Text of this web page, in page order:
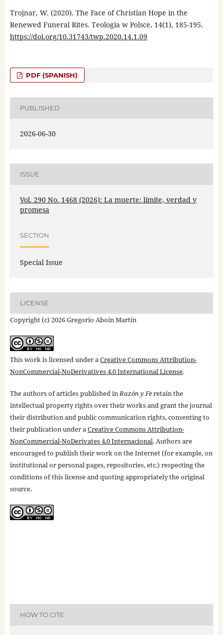
Trojnar, W. (2020). The Face of Christian Hope in the
Renewed Funeral Rites. Teologia w Polsce, 14(1), 185-195.
https://doi.org/10.31743/twp.2020.14.1.09
PDF (SPANISH)
PUBLISHED
2026-06-30
ISSUE
Vol. 290 No. 1468 (2026): La muerte: límite, verdad y
promesa
SECTION
Special Issue
LICENSE
Copyright (c) 2026 Gregorio Aboín Martín
This work is licensed under aCreative Commons Attribution-
NonCommercial-NoDerivatives 4.0 International License.
The authors of articles published inRazón y Feretain the
intellectual property rights over their works and grant the journal
their distribution and public communication rights, consenting to
their publication under aCreative Commons Attribution-
NonCommercial-NoDerivates 4.0 Internacional. Authors are
encouraged to publish their work on the Internet (for example, on
institutional or personal pages, repositories, etc.) respecting the
conditions of this license and quoting appropriately the original
source.
HOW TO CITE